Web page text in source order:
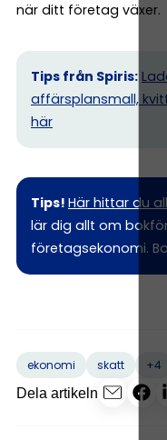
när ditt företag växer.
Tips från Spiris:
affärsplansmall,
här
Tips! Här hittar du
lär dig allt om
företagsekonomi.
ekonomi skatt
+4
Dela artikeln